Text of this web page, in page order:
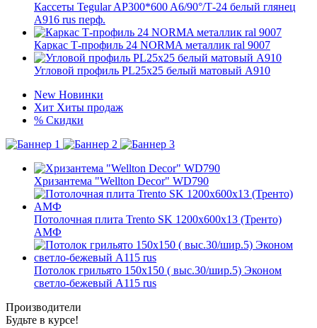
Кассеты Tegular AP300*600 A6/90°/Т-24 белый глянец
A916 rus перф.
Каркас Т-профиль 24 NORMA металлик ral 9007
Угловой профиль PL25х25 белый матовый А910
New Новинки
Хит Хиты продаж
% Скидки
Хризантема "Wellton Decor" WD790
Потолочная плита Trento SK 1200x600x13 (Тренто)
АМФ
Потолок грильято 150х150 ( выс.30/шир.5) Эконом
светло-бежевый А115 rus
Производители
Будьте в курсе!